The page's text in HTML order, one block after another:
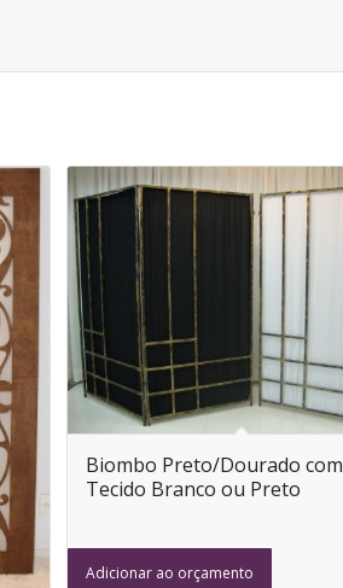
Biombo Preto/Dourado com
Tecido Branco ou Preto
Adicionar ao orçamento